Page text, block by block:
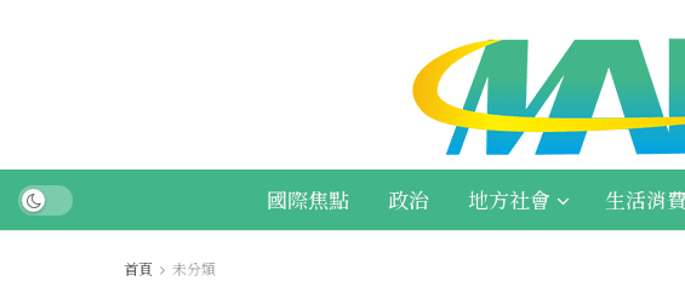
國際焦點 政治 地方社會 生活消費
首頁 未分類